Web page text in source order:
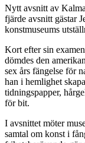
Nytt avsnitt av
fjärde avsnitt gästar
konstmuseums
Kort efter sin
dömdes den
sex års fängelse för
han i hemlighet
tidningspapper,
för bit.
I avsnittet möter
samtal om konst i